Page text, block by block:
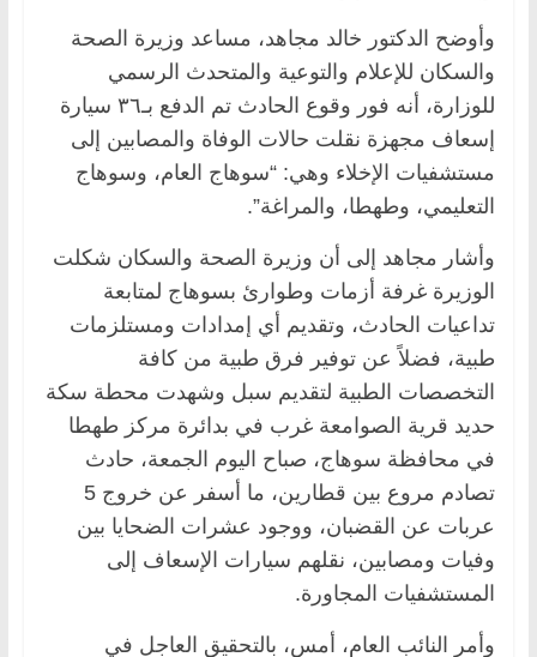
وأوضح الدكتور خالد مجاهد، مساعد وزيرة الصحة
والسكان للإعلام والتوعية والمتحدث الرسمي
للوزارة، أنه فور وقوع الحادث تم الدفع بـ٣٦ سيارة
إسعاف مجهزة نقلت حالات الوفاة والمصابين إلى
مستشفيات الإخلاء وهي: “سوهاج العام، وسوهاج
التعليمي، وطهطا، والمراغة”.
وأشار مجاهد إلى أن وزيرة الصحة والسكان شكلت
الوزيرة غرفة أزمات وطوارئ بسوهاج لمتابعة
تداعيات الحادث، وتقديم أي إمدادات ومستلزمات
طبية، فضلاً عن توفير فرق طبية من كافة
التخصصات الطبية لتقديم سبل وشهدت محطة سكة
حديد قرية الصوامعة غرب في بدائرة مركز طهطا
في محافظة سوهاج، صباح اليوم الجمعة، حادث
تصادم مروع بين قطارين، ما أسفر عن خروج 5
عربات عن القضبان، ووجود عشرات الضحايا بين
وفيات ومصابين، نقلهم سيارات الإسعاف إلى
المستشفيات المجاورة.
وأمر النائب العام، أمس، بالتحقيق العاجل في